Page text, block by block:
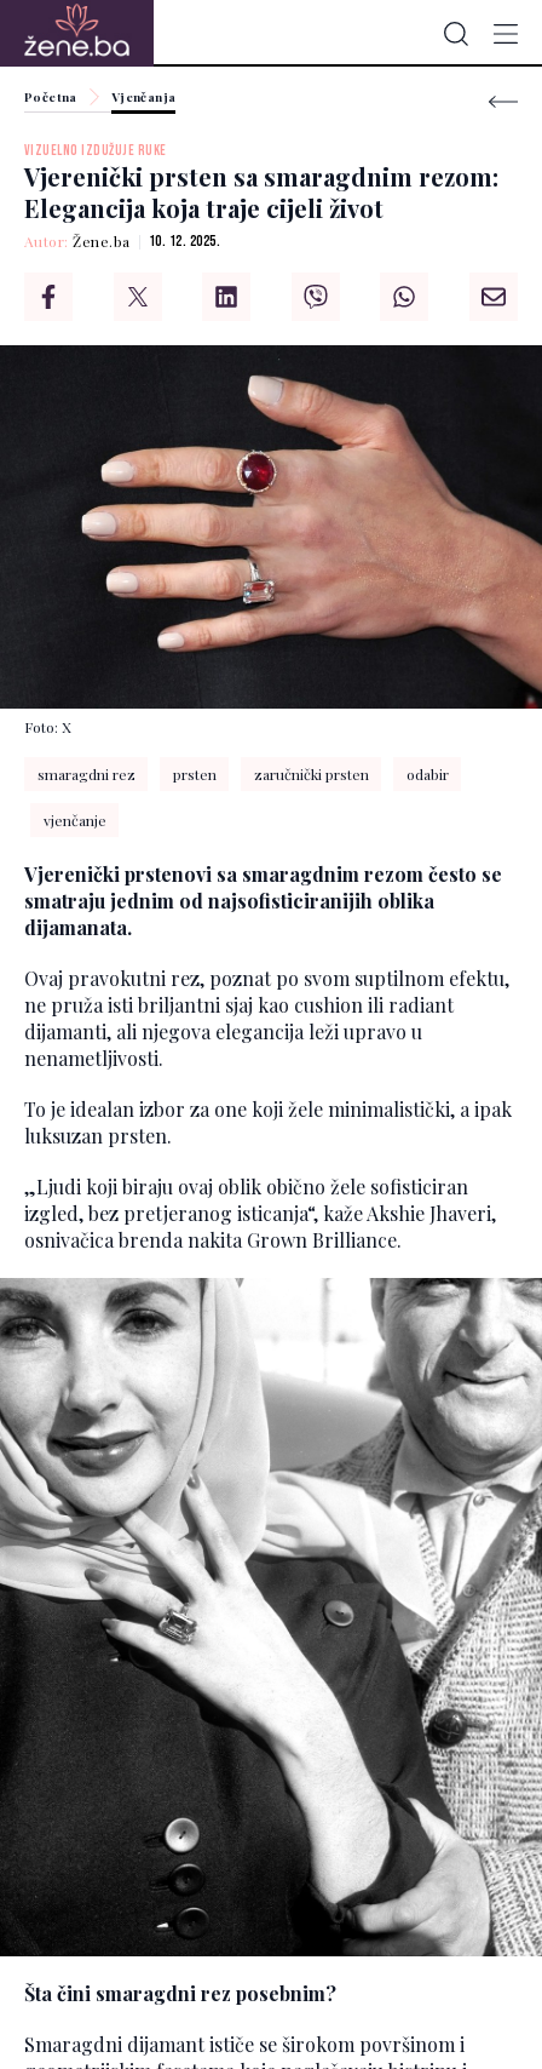
Početna Vjenčanja
VIZUELNO IZDUŽUJE RUKE
Vjerenički prsten sa smaragdnim rezom:
Elegancija koja traje cijeli život
Autor:Žene.ba 10. 12. 2025.
Foto: X
smaragdni rez prsten zaručnički prsten odabir
vjenčanje
Vjerenički prstenovi sa smaragdnim rezom često se
smatraju jednim od najsofisticiranijih oblika
dijamanata.
Ovaj pravokutni rez, poznat po svom suptilnom efektu,
ne pruža isti briljantni sjaj kao cushion ili radiant
dijamanti, ali njegova elegancija leži upravo u
nenametljivosti.
To je idealan izbor za one koji žele minimalistički, a ipak
luksuzan prsten.
„Ljudi koji biraju ovaj oblik obično žele sofisticiran
izgled, bez pretjeranog isticanja“, kaže Akshie Jhaveri,
osnivačica brenda nakita Grown Brilliance.
Šta čini smaragdni rez posebnim?
Smaragdni dijamant ističe se širokom površinom i